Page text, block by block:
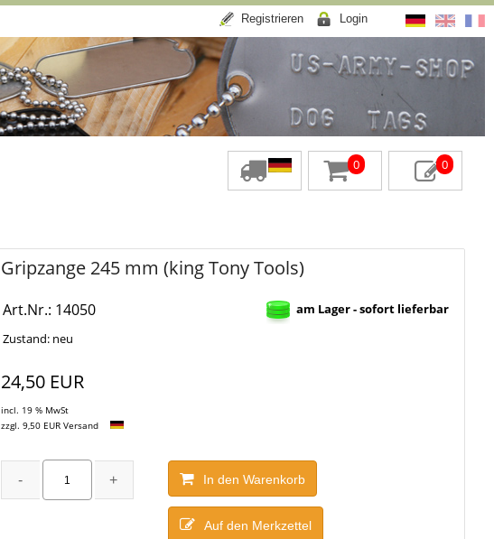
Registrieren Login
0 0
Gripzange 245 mm (king Tony Tools)
Art.Nr.: 14050
Zustand: neu
am Lager - sofort lieferbar
24,50 EUR
incl. 19 % MwSt
zzgl. 9,50 EUR Versand
In den Warenkorb
Auf den Merkzettel